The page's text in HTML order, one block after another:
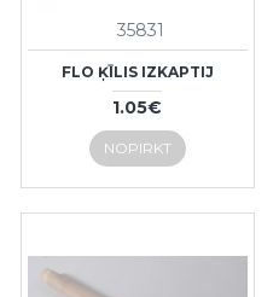
35831
FLO ĶĪLIS IZKAPTIJ
1.05€
NOPIRKT